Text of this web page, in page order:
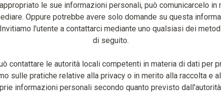
le sue informazioni personali, può comunicarcelo in
Oppure potrebbe avere solo domande su questa
l'utente a contattarci mediante uno qualsiasi dei
di seguito.
contattare le autorità locali competenti in materia di dati per
sulle pratiche relative alla privacy o in merito alla raccolta e
informazioni personali secondo quanto previsto